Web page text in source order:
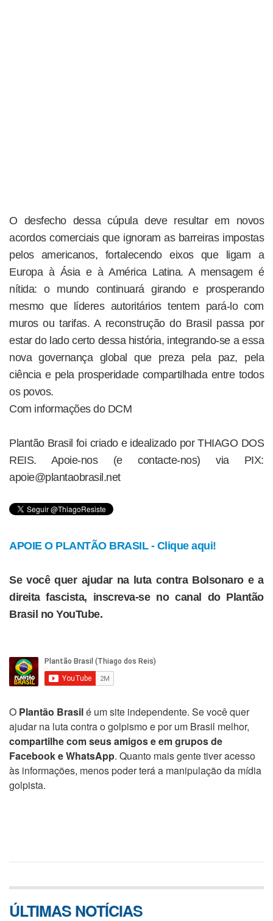
O desfecho dessa cúpula deve resultar em novos
acordos comerciais que ignoram as barreiras impostas
pelos americanos, fortalecendo eixos que ligam a
Europa à Ásia e à América Latina. A mensagem é
nítida: o mundo continuará girando e prosperando
mesmo que líderes autoritários tentem pará-lo com
muros ou tarifas. A reconstrução do Brasil passa por
estar do lado certo dessa história, integrando-se a essa
nova governança global que preza pela paz, pela
ciência e pela prosperidade compartilhada entre todos
os povos.
Com informações do DCM
Plantão Brasil foi criado e idealizado por THIAGO DOS
REIS. Apoie-nos (e contacte-nos) via PIX:
apoie@plantaobrasil.net
APOIE O PLANTÃO BRASIL - Clique aqui!
Se você quer ajudar na luta contra Bolsonaro e a
direita fascista, inscreva-se no canal do Plantão
Brasil no YouTube.
O Plantão Brasilé um site independente. Se você quer
ajudar na luta contra o golpismo e por um Brasil melhor,
compartilhe com seus amigos e em grupos de
Facebook e WhatsApp. Quanto mais gente tiver acesso
às informações, menos poder terá a manipulação da mídia
golpista.
ÚLTIMAS NOTÍCIAS